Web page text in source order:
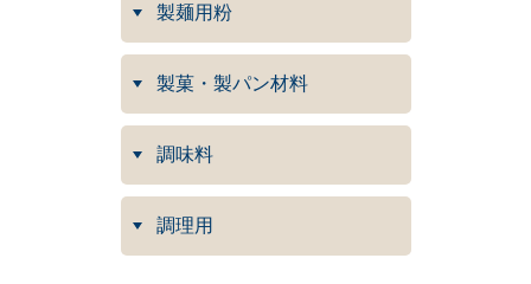
製麺用粉
製菓・製パン材料
調味料
調理用